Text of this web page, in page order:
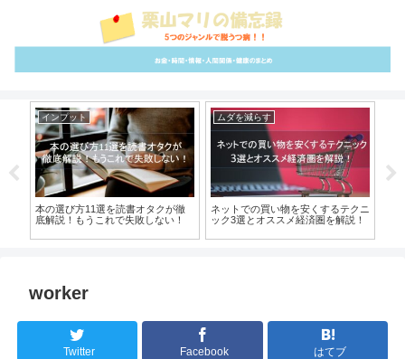
インプット
本の選び方11選を読書オタクが徹
底解説！もうこれで失敗しない！
ムダを減らす
ネットでの買い物を安くするテクニ
ック3選とオススメ経済圏を解説！
worker
Twitter Facebook はてブ